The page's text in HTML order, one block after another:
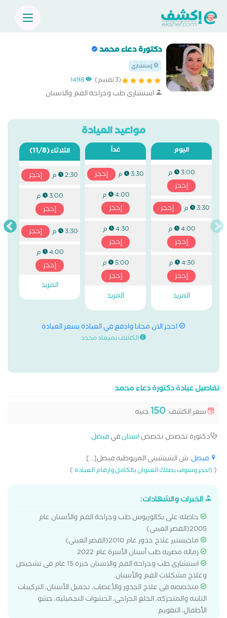
دكتورة دعاء محمد
إستشاري
(3 تقييم) 1498
استشارى طب وجراحة الفم والاسنان
مواعيد العيادة
اليوم
3:00 م
إحجز
3:30 م إحجز
4:00 م
إحجز
4:30 م
إحجز
المزيد
غداً
3:30 م إحجز
4:00 م
إحجز
4:30 م
إحجز
5:00 م
إحجز
المزيد
الثلاثاء(11/8)
2:30 م إحجز
3:00 م
إحجز
3:30 م إحجز
4:00 م
إحجز
المزيد
احجز الان مجانا وادفع في العيادة بسعر العيادة
الكشف بميعاد محدد
تفاصيل عيادة دكتورة دعاء محمد
سعر الكشف:150جنيه
دكتورة تخصص تخصصاسنانفيفيصل
فيصل: ش الشيشينى المريوطيه فيصل[...]
((احجز وسوف يصلك العنوان بالكامل وارقام العيادة)
الخبرات والشهادات:
حاصله على بكالوريوس طب وجراحة الفم والأسنان عام
2005(القصر العينى)
ماجيستير علاج جذور عام 2010(القصر العينى)
زماله مصريه طب أسنان الأسرة عام 2022
استشارى طب وجراحة الفم والاسنان خبرة 15 عام فى تشخيص
وعلاج مشكلات الفم والأسنان.
متخصصه فى علاج الجذور والأعصاب، تجميل الأسنان، التركيبات
الثابته والمتحركه، الخلع الجراحى، الحشوات التجميليه، حشو
الأطفال، التقويم